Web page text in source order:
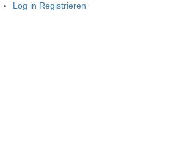
Log in Registrieren